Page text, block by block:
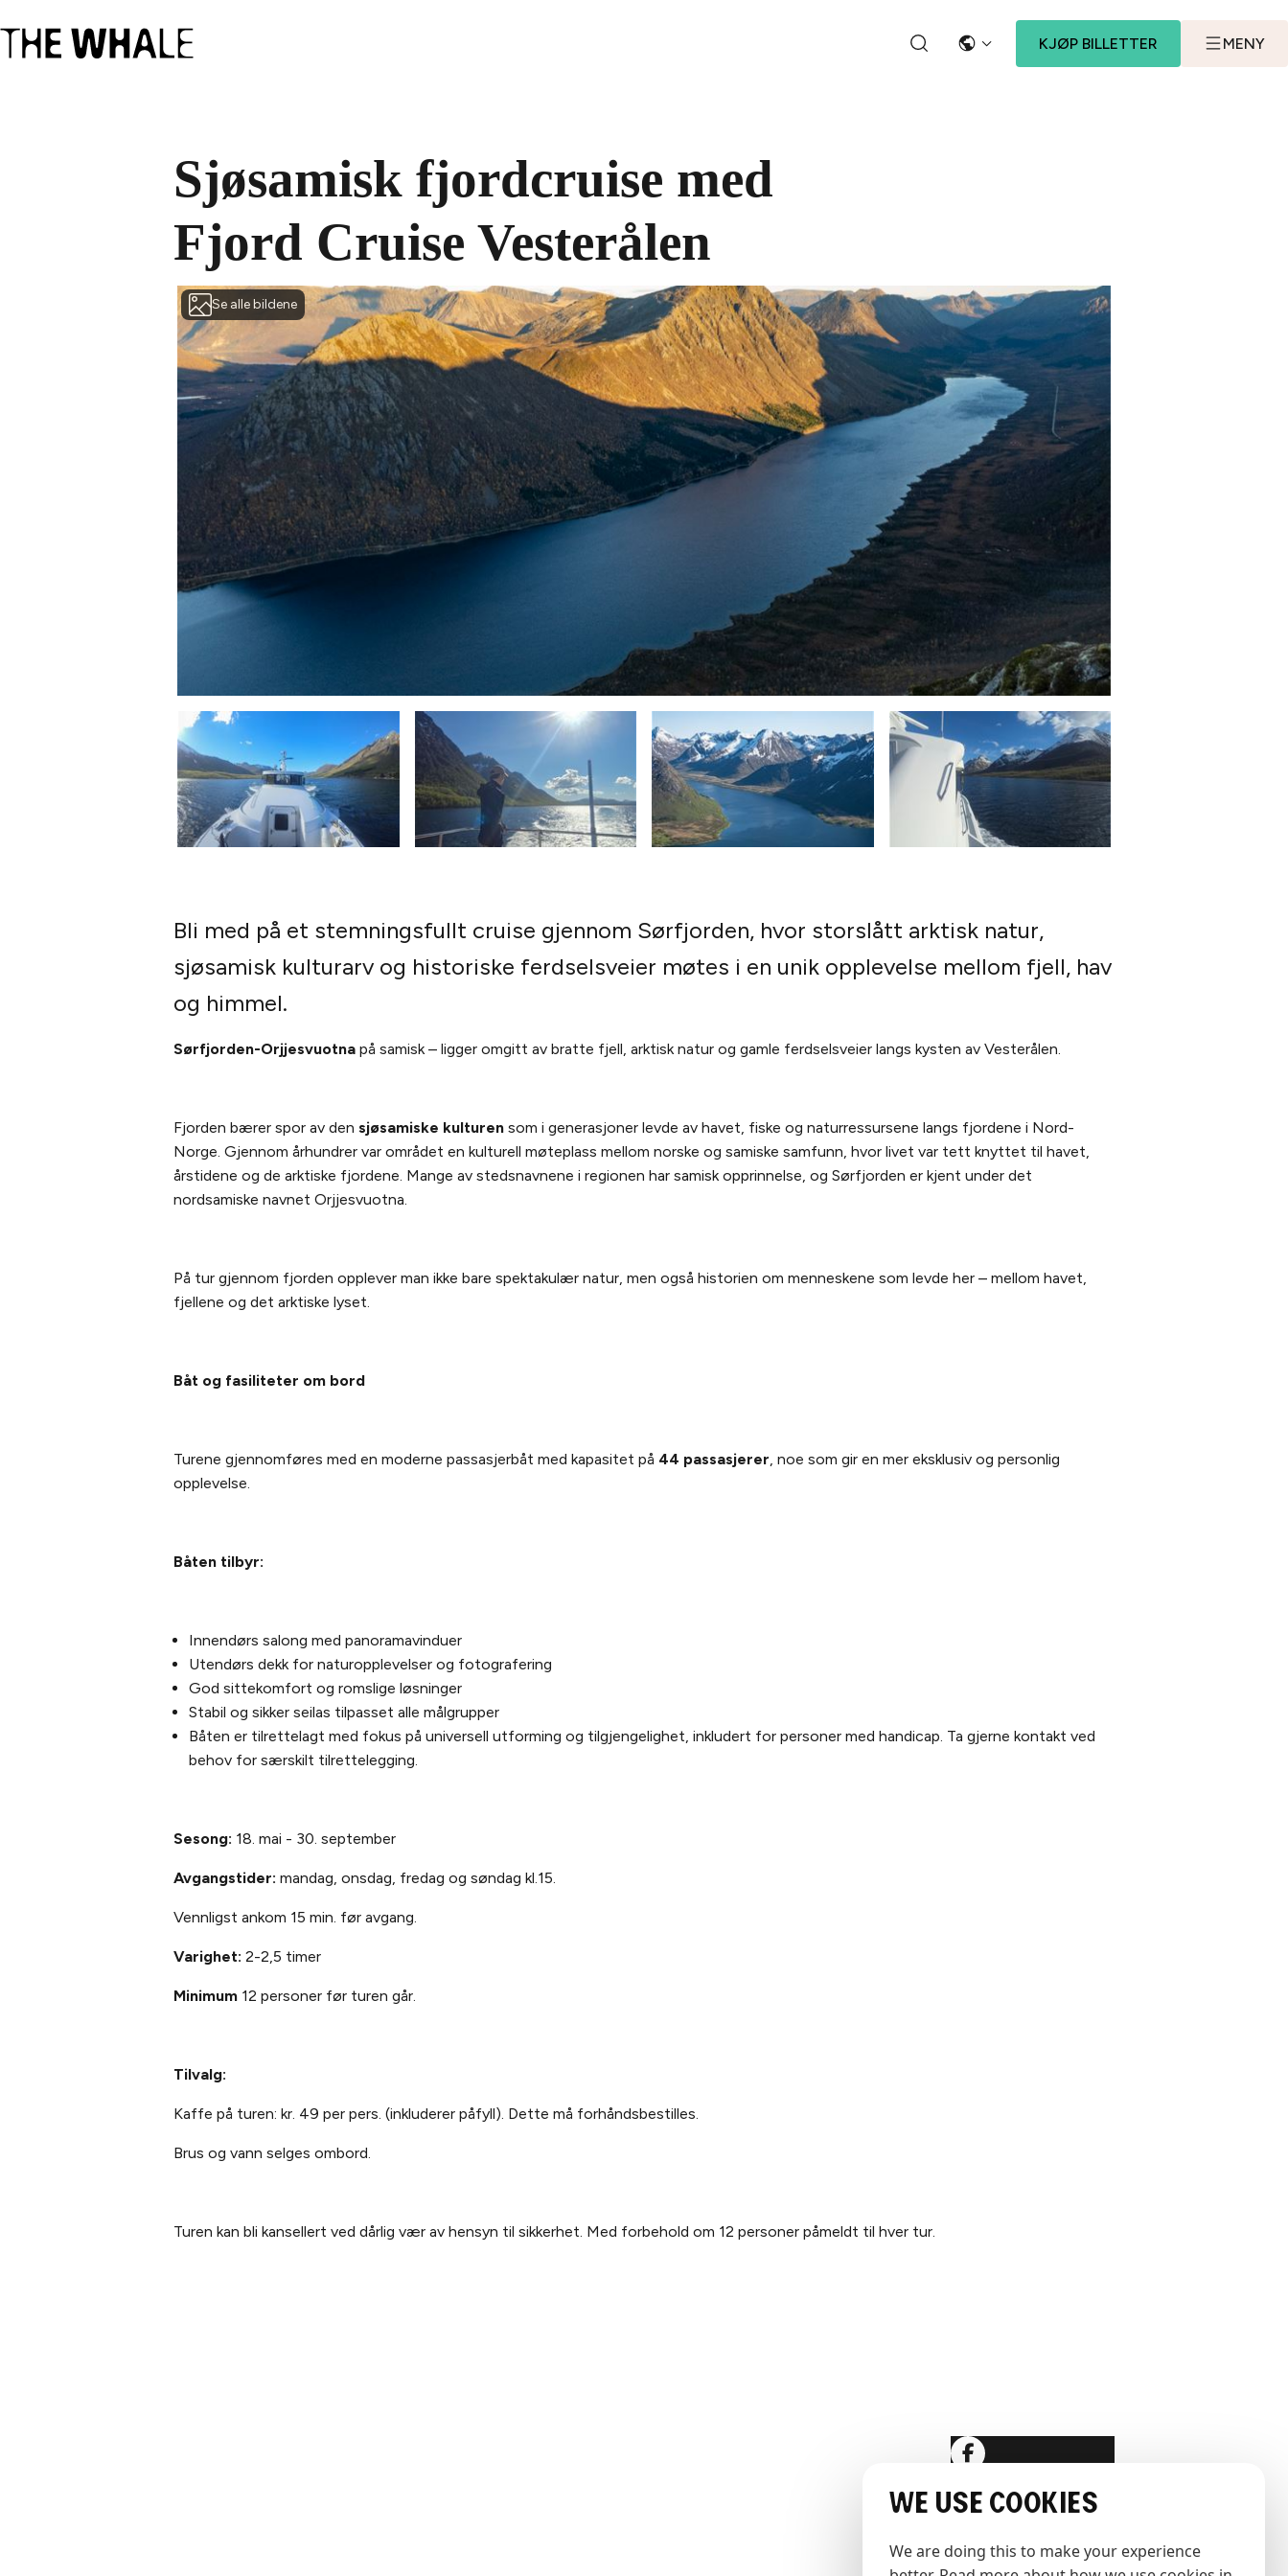
We use cookies
We are doing this to make your experience
SPRÅK
KJØP BILLETTER MENY
Sjøsamisk fjordcruise med
Fjord Cruise Vesterålen
Se alle bildene
Bli med på et stemningsfullt cruise gjennom Sørfjorden, hvor storslått arktisk natur,
sjøsamisk kulturarv og historiske ferdselsveier møtes i en unik opplevelse mellom fjell, hav
og himmel.
Sørfjorden-Orjjesvuotna på samisk – ligger omgitt av bratte fjell, arktisk natur og gamle ferdselsveier langs kysten av Vesterålen.
Fjorden bærer spor av den sjøsamiske kulturen som i generasjoner levde av havet, fiske og naturressursene langs fjordene i Nord-
Norge. Gjennom århundrer var området en kulturell møteplass mellom norske og samiske samfunn, hvor livet var tett knyttet til havet,
årstidene og de arktiske fjordene. Mange av stedsnavnene i regionen har samisk opprinnelse, og Sørfjorden er kjent under det
nordsamiske navnet Orjjesvuotna.
På tur gjennom fjorden opplever man ikke bare spektakulær natur, men også historien om menneskene som levde her – mellom havet,
fjellene og det arktiske lyset.
Båt og fasiliteter om bord
Turene gjennomføres med en moderne passasjerbåt med kapasitet på 44 passasjerer , noe som gir en mer eksklusiv og personlig
opplevelse.
Båten tilbyr:
Innendørs salong med panoramavinduer
Utendørs dekk for naturopplevelser og fotografering
God sittekomfort og romslige løsninger
Stabil og sikker seilas tilpasset alle målgrupper
Båten er tilrettelagt med fokus på universell utforming og tilgjengelighet, inkludert for personer med handicap. Ta gjerne kontakt ved
behov for særskilt tilrettelegging.
Sesong: 18. mai - 30. september
Avgangstider: mandag, onsdag, fredag og søndag kl.15.
Vennligst ankom 15 min. før avgang.
Varighet: 2-2,5 timer
Minimum 12 personer før turen går.
Tilvalg:
Kaffe på turen: kr. 49 per pers. (inkluderer påfyll). Dette må forhåndsbestilles.
Brus og vann selges ombord.
Turen kan bli kansellert ved dårlig vær av hensyn til sikkerhet. Med forbehold om 12 personer påmeldt til hver tur.